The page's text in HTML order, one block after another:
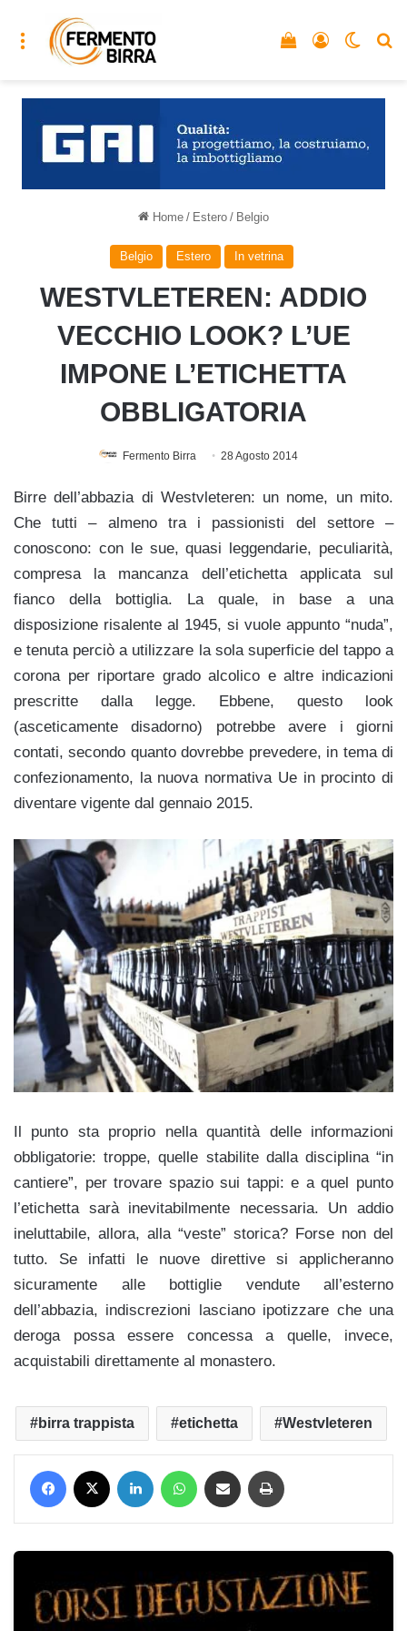
Menu Accedi
Vedi il carrello
Home / Estero / Belgio
Belgio Estero In vetrina
WESTVLETEREN: ADDIO
VECCHIO LOOK? L’UE
IMPONE L’ETICHETTA
OBBLIGATORIA
Fermento Birra 28 Agosto 2014
Birre dell’abbazia di Westvleteren: un nome, un mito.
Che tutti – almeno tra i passionisti del settore –
conoscono: con le sue, quasi leggendarie, peculiarità,
compresa la mancanza dell’etichetta applicata sul
fianco della bottiglia. La quale, in base a una
disposizione risalente al 1945, si vuole appunto “nuda”,
e tenuta perciò a utilizzare la sola superficie del tappo a
corona per riportare grado alcolico e altre indicazioni
prescritte dalla legge. Ebbene, questo look
(asceticamente disadorno) potrebbe avere i giorni
contati, secondo quanto dovrebbe prevedere, in tema di
confezionamento, la nuova normativa Ue in procinto di
diventare vigente dal gennaio 2015.
Il punto sta proprio nella quantità delle informazioni
obbligatorie: troppe, quelle stabilite dalla disciplina “in
cantiere”, per trovare spazio sui tappi: e a quel punto
l’etichetta sarà inevitabilmente necessaria. Un addio
ineluttabile, allora, alla “veste” storica? Forse non del
tutto. Se infatti le nuove direttive si applicheranno
sicuramente alle bottiglie vendute all’esterno
dell’abbazia, indiscrezioni lasciano ipotizzare che una
deroga possa essere concessa a quelle, invece,
acquistabili direttamente al monastero.
birra trappista etichetta Westvleteren
Facebook LinkedIn WhatsApp Condividi via mail